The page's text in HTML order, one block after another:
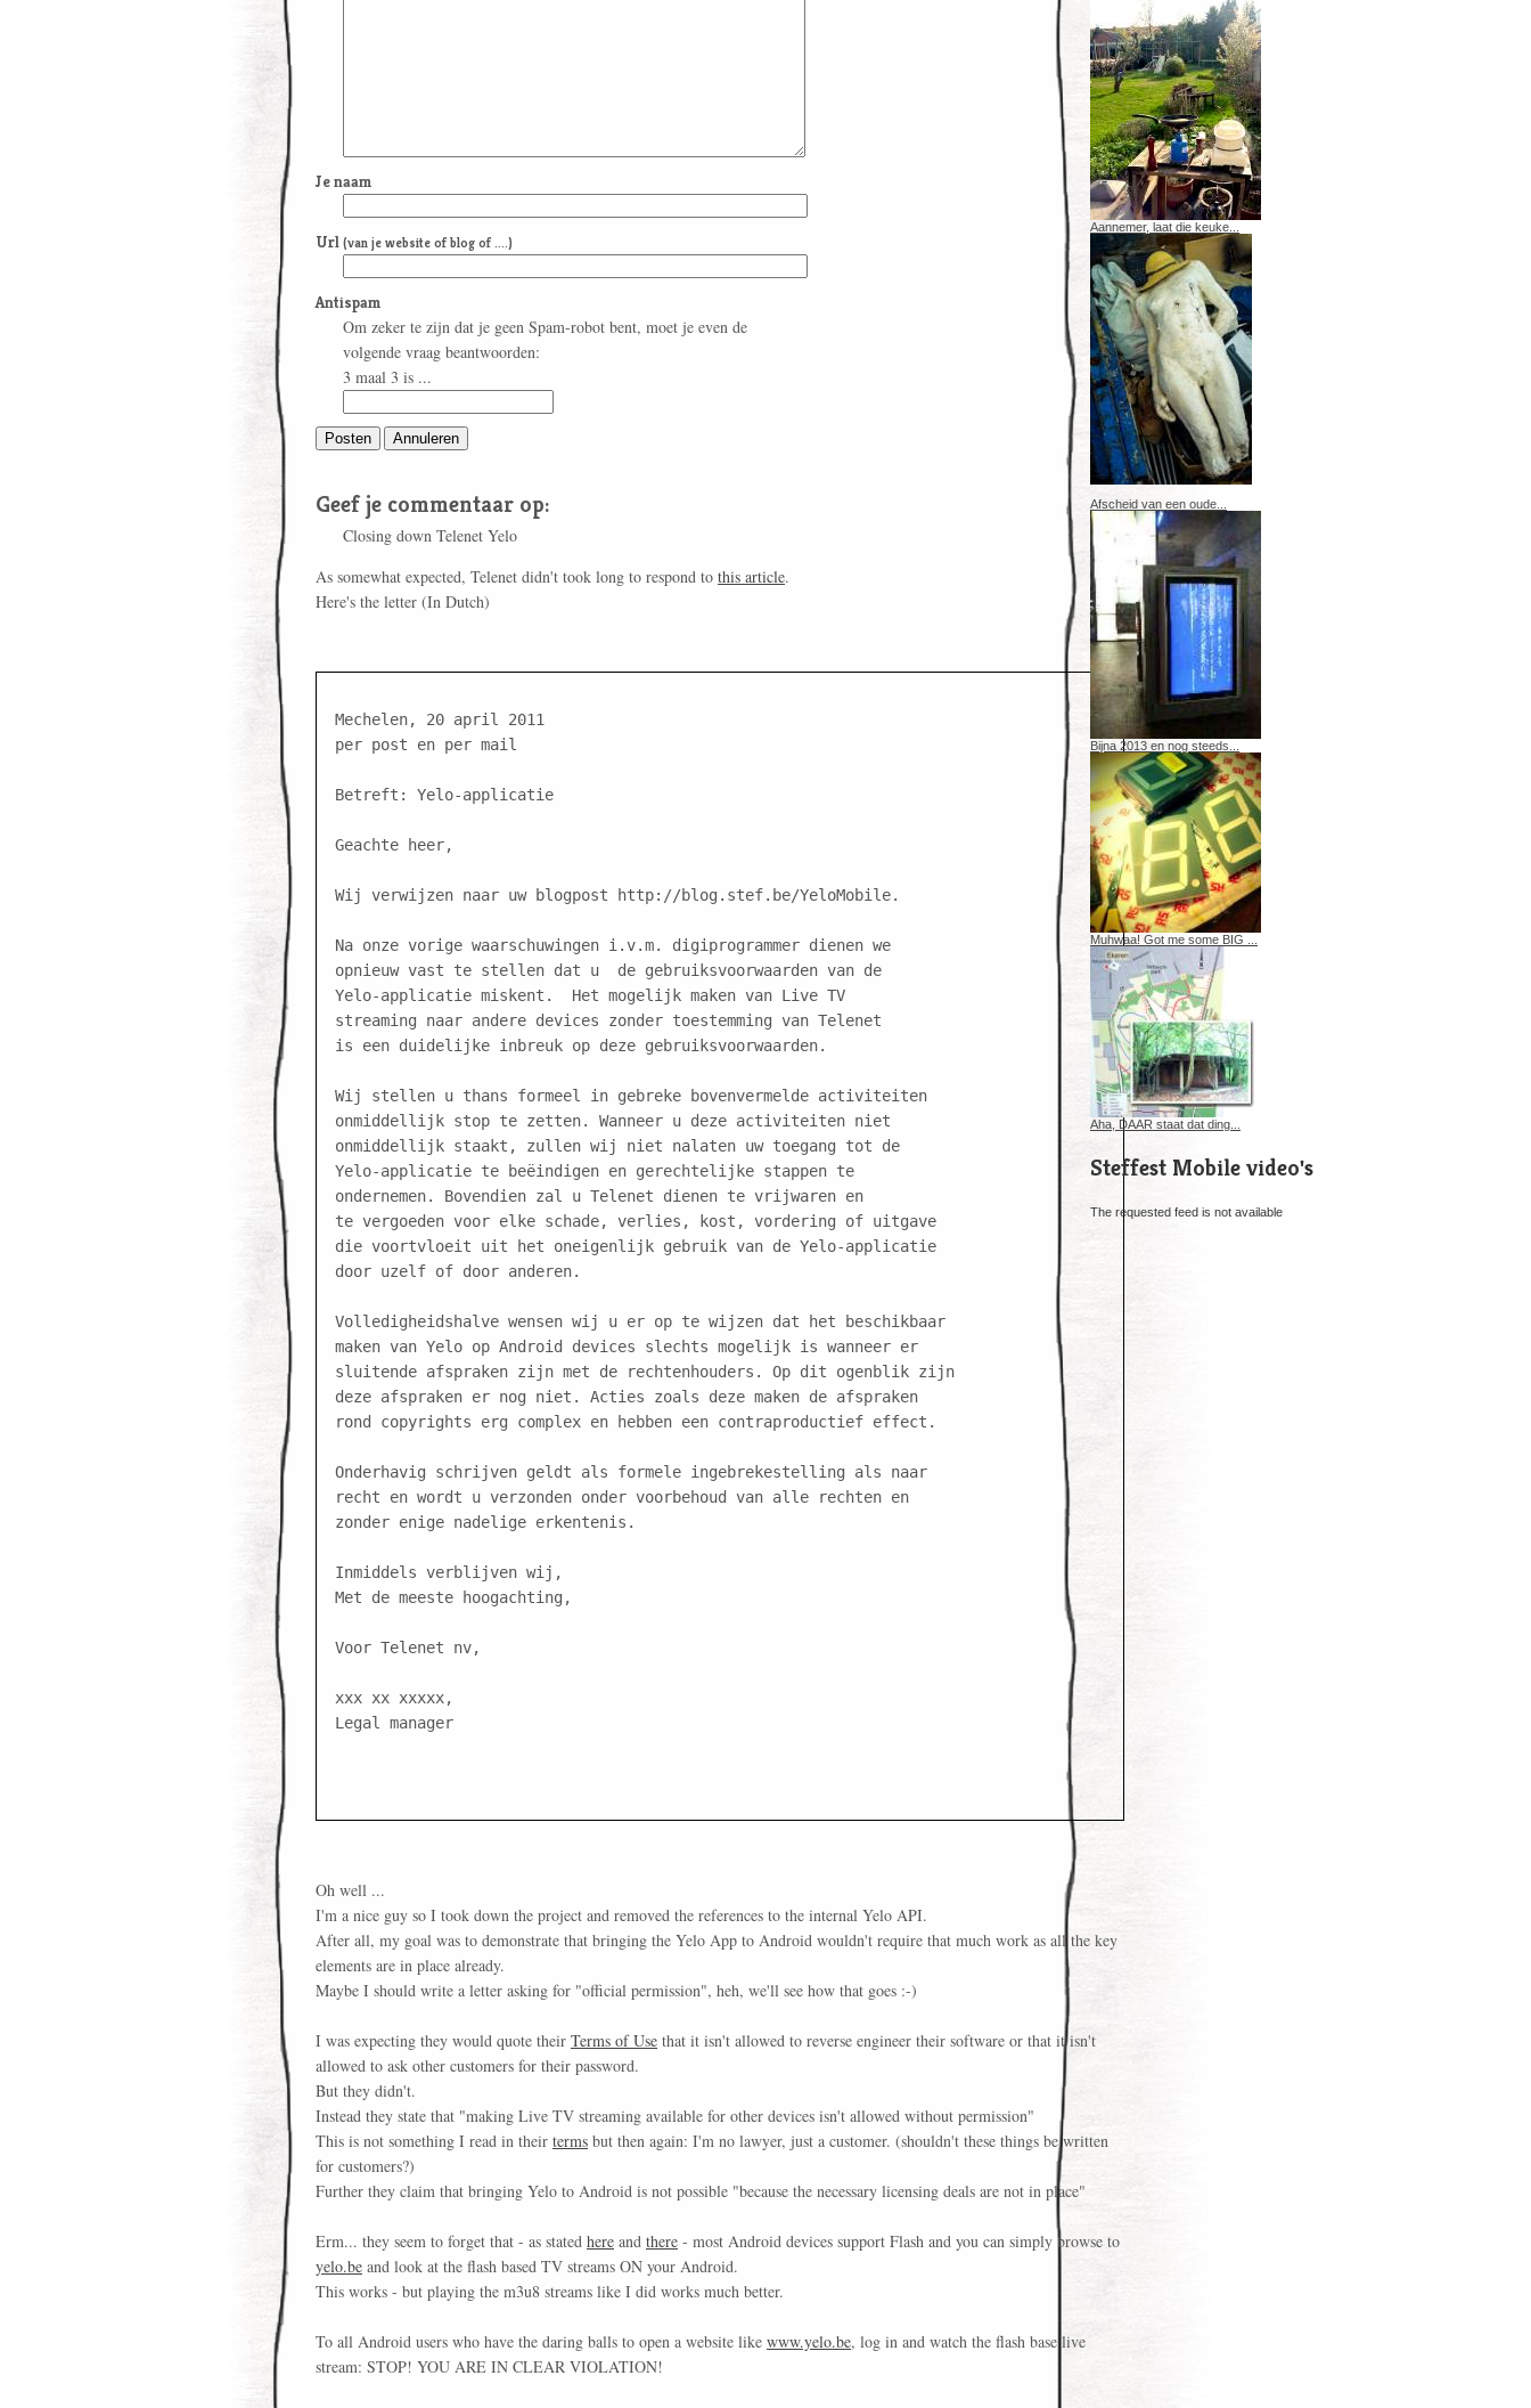
Je naam
Url (van je website of blog of ....)
Antispam
Om zeker te zijn dat je geen Spam-robot bent, moet je even de
volgende vraag beantwoorden:
3 maal 3 is ...
Geef je commentaar op:
Closing down Telenet Yelo
As somewhat expected, Telenet didn't took long to respond to this article.
Here's the letter (In Dutch)
Mechelen, 20 april 2011
per post en per mail
Betreft: Yelo-applicatie
Geachte heer,
Wij verwijzen naar uw blogpost http://blog.stef.be/YeloMobile.
Na onze vorige waarschuwingen i.v.m. digiprogrammer dienen we
opnieuw vast te stellen dat u  de gebruiksvoorwaarden van de
Yelo-applicatie miskent.  Het mogelijk maken van Live TV
streaming naar andere devices zonder toestemming van Telenet
is een duidelijke inbreuk op deze gebruiksvoorwaarden.
Wij stellen u thans formeel in gebreke bovenvermelde activiteiten
onmiddellijk stop te zetten. Wanneer u deze activiteiten niet
onmiddellijk staakt, zullen wij niet nalaten uw toegang tot de
Yelo-applicatie te beëindigen en gerechtelijke stappen te
ondernemen. Bovendien zal u Telenet dienen te vrijwaren en
te vergoeden voor elke schade, verlies, kost, vordering of uitgave
die voortvloeit uit het oneigenlijk gebruik van de Yelo-applicatie
door uzelf of door anderen.
Volledigheidshalve wensen wij u er op te wijzen dat het beschikbaar
maken van Yelo op Android devices slechts mogelijk is wanneer er
sluitende afspraken zijn met de rechtenhouders. Op dit ogenblik zijn
deze afspraken er nog niet. Acties zoals deze maken de afspraken
rond copyrights erg complex en hebben een contraproductief effect.
Onderhavig schrijven geldt als formele ingebrekestelling als naar
recht en wordt u verzonden onder voorbehoud van alle rechten en
zonder enige nadelige erkentenis.
Inmiddels verblijven wij,
Met de meeste hoogachting,
Voor Telenet nv,
xxx xx xxxxx,
Legal manager
Oh well ...
I'm a nice guy so I took down the project and removed the references to the internal Yelo API.
After all, my goal was to demonstrate that bringing the Yelo App to Android wouldn't require that much work as all the key
elements are in place already.
Maybe I should write a letter asking for "official permission", heh, we'll see how that goes :-)
I was expecting they would quote their Terms of Use that it isn't allowed to reverse engineer their software or that it isn't
allowed to ask other customers for their password.
But they didn't.
Instead they state that "making Live TV streaming available for other devices isn't allowed without permission"
This is not something I read in their terms but then again: I'm no lawyer, just a customer. (shouldn't these things be written
for customers?)
Further they claim that bringing Yelo to Android is not possible "because the necessary licensing deals are not in place"
Erm... they seem to forget that - as stated here and there - most Android devices support Flash and you can simply browse to
yelo.be and look at the flash based TV streams ON your Android.
This works - but playing the m3u8 streams like I did works much better.
To all Android users who have the daring balls to open a website like www.yelo.be, log in and watch the flash base live
stream: STOP! YOU ARE IN CLEAR VIOLATION!
Aannemer, laat die keuke...
Afscheid van een oude...
Bijna 2013 en nog steeds...
Muhwaa! Got me some BIG ...
Aha, DAAR staat dat ding...
Steffest Mobile video's
The requested feed is not available